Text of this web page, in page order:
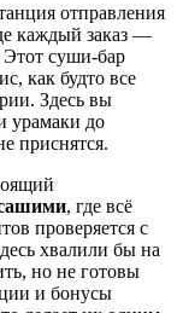
отправления
каждый заказ —
Этот суши-бар
как будто все
Здесь вы
урамаки до
приснятся.
, где всё
проверяется с
хвалили бы на
но не готовы
и бонусы